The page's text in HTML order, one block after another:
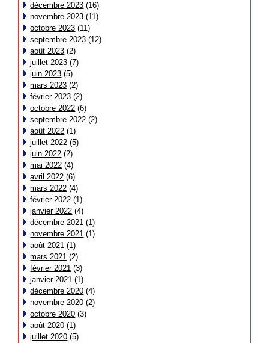
décembre 2023 (16)
novembre 2023 (11)
octobre 2023 (11)
septembre 2023 (12)
août 2023 (2)
juillet 2023 (7)
juin 2023 (5)
mars 2023 (2)
février 2023 (2)
octobre 2022 (6)
septembre 2022 (2)
août 2022 (1)
juillet 2022 (5)
juin 2022 (2)
mai 2022 (4)
avril 2022 (6)
mars 2022 (4)
février 2022 (1)
janvier 2022 (4)
décembre 2021 (1)
novembre 2021 (1)
août 2021 (1)
mars 2021 (2)
février 2021 (3)
janvier 2021 (1)
décembre 2020 (4)
novembre 2020 (2)
octobre 2020 (3)
août 2020 (1)
juillet 2020 (5)